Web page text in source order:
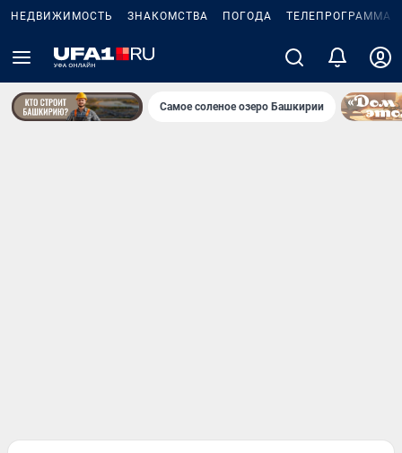
НЕДВИЖИМОСТЬ ЗНАКОМСТВА ПОГОДА ТЕЛЕПРОГРАММА
Самое соленое озеро Башкирии